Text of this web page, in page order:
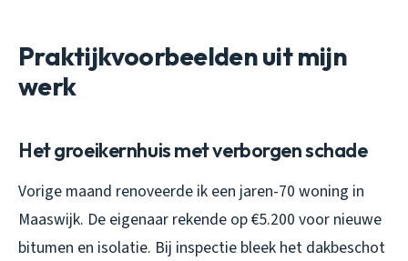
Praktijkvoorbeelden uit mijn
werk
Het groeikernhuis met verborgen schade
Vorige maand renoveerde ik een jaren-70 woning in
Maaswijk. De eigenaar rekende op €5.200 voor nieuwe
bitumen en isolatie. Bij inspectie bleek het dakbeschot